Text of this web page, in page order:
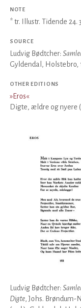
NOTE
* tr. Illustr. Tidende 24.
SOURCE
Ludvig Bødtcher:
Gyldendal, Holstebro,
OTHER EDITIONS
»Eros«
Digte, ældre og nyere
Ludvig Bødtcher:
Digte, Johs. Brøndum-